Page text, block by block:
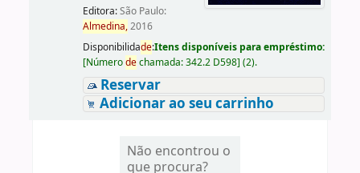
Editora:São Paulo:
Almedina,2016
Disponibilidade:Itens disponíveis para empréstimo:
[Númerodechamada:342.2 D598] (2).
Reservar
Adicionar ao seu carrinho
Não encontrou o
que procura?